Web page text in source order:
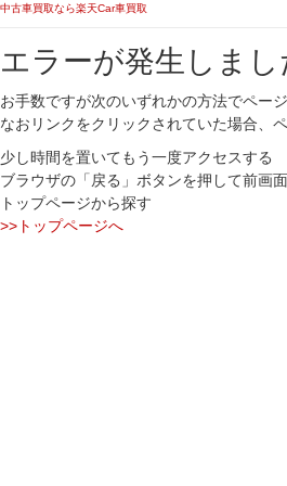
中古車買取なら楽天Car車買取
エラーが発生しまし
お手数ですが次のいずれかの方法でペー
なおリンクをクリックされていた場合、
少し時間を置いてもう一度アクセスする
ブラウザの「戻る」ボタンを押して前画
トップページから探す
>>トップページへ